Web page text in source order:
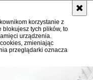
korzystanie z
blokujesz tych plików, to
urządzenia.
zmieniając
przeglądarki oznacza